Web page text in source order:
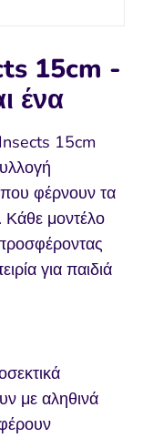
15cm -
ένα
15cm
φέρνουν τα
Κάθε μοντέλο
για παιδιά
με αληθινά